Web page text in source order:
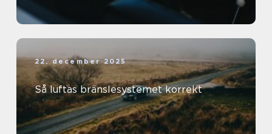
22. december 2025
Så luftas bränslesystemet korrekt